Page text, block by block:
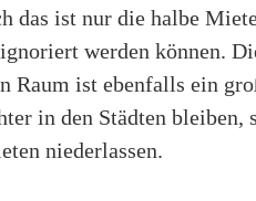
das ist nur die halbe
werden können.
Raum ist ebenfalls ein
in den Städten bleiben,
niederlassen.